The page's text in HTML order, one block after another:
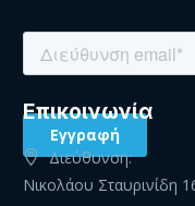
Eπικοινωνία
Διεύθυνση:
Νικολάου Σταυρινίδη